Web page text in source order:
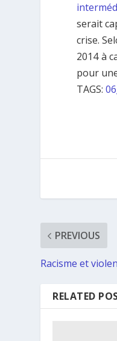
serait
crise.
2014 à
pour
TAGS:
PREVIOUS
Racisme et
RELATED